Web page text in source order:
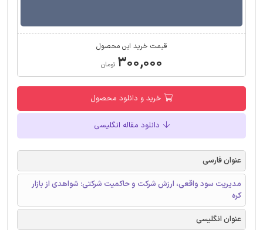
قیمت خرید این محصول
۳۰۰,۰۰۰ تومان
خرید و دانلود محصول
دانلود مقاله انگلیسی
عنوان فارسی
مدیریت سود واقعی، ارزش شرکت و حاکمیت شرکتی: شواهدی از بازار
کره
عنوان انگلیسی